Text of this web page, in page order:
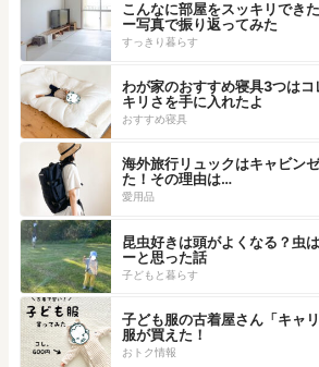
こんなに部屋をスッキリでき
ー写真で振り返ってみた
すっきり暮らす
わが家のおすすめ寝具3つは
キリさを手に入れたよ
おすすめ寝具
海外旅行リュックはキャビン
た！その理由は…
愛用品
昆虫好きは頭がよくなる？虫
ーと思った話
子どもと暮らす
子ども服の古着屋さん「キャ
服が買えた！
おトク情報